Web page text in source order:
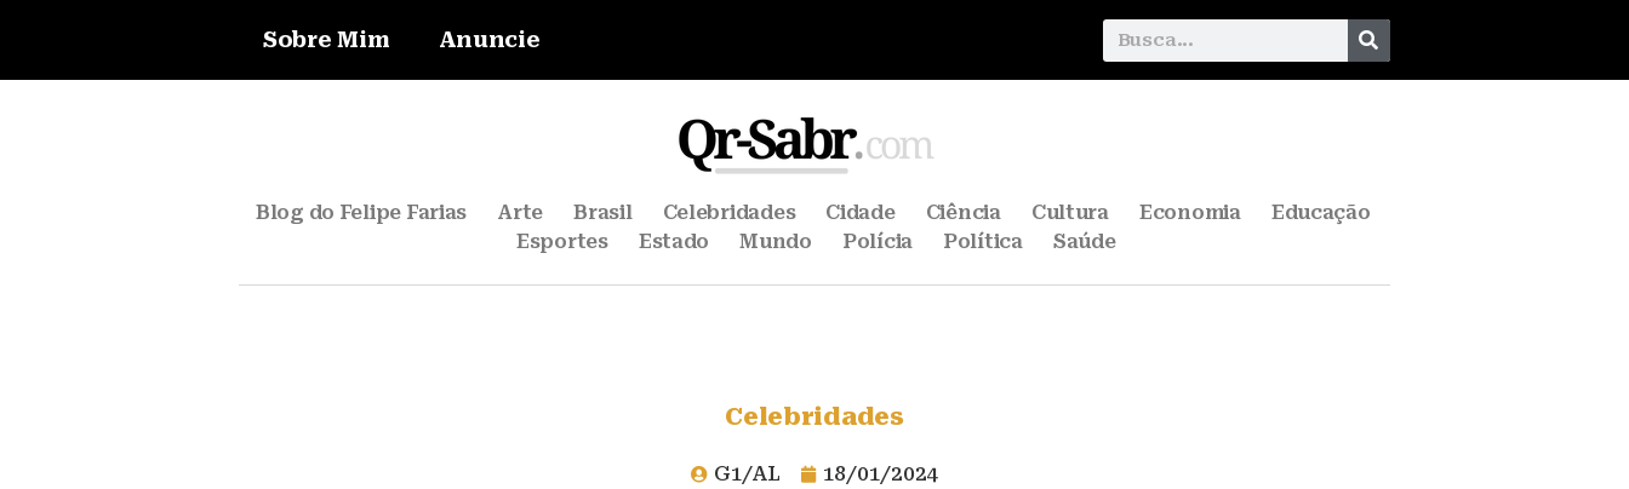
Sobre Mim Anuncie
Blog do Felipe Farias Arte Brasil Celebridades Cidade Ciência Cultura Economia
Educação
Esportes
Estado Mundo Polícia Política Saúde
Celebridades
G1/AL 18/01/2024